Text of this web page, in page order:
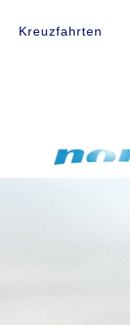
Kreuzfahrten